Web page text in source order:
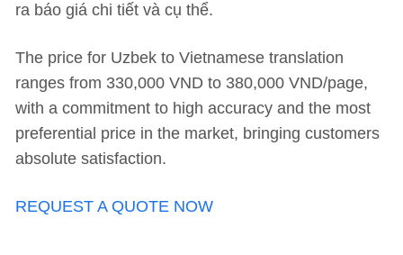
ra báo giá chi tiết và cụ thể.
The price for Uzbek to Vietnamese translation
ranges from 330,000 VND to 380,000 VND/page,
with a commitment to high accuracy and the most
preferential price in the market, bringing customers
absolute satisfaction.
REQUEST A QUOTE NOW